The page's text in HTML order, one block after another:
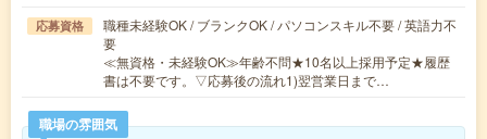
応募資格
職種未経験OK / ブランクOK / パソコンスキル不要 / 英語力不
要
≪無資格・未経験OK≫年齢不問★10名以上採用予定★履歴
書は不要です。▽応募後の流れ1)翌営業日まで…
職場の雰囲気